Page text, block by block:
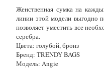
Женственная сумкана
линии этой модели выгодно
позволяет уместить все
серебра.
Цвета: голубой, бронз
Бренд: TRENDY BAGS
Модель: Angie